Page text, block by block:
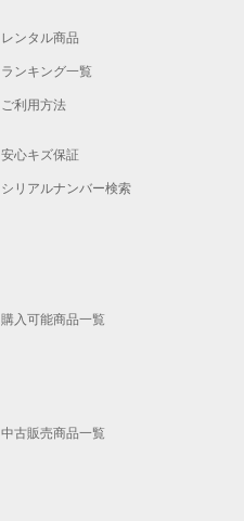
レンタル商品
ランキング一覧
ご利用方法
安心キズ保証
シリアルナンバー検索
購入可能商品一覧
中古販売商品一覧